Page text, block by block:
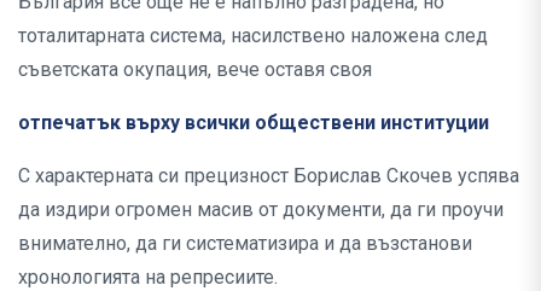
тоталитарната система, насилствено наложена след
съветската окупация, вече оставя своя
отпечатък върху всички обществени институции
С характерната си прецизност Борислав Скочев успява
да издири огромен масив от документи, да ги проучи
внимателно, да ги систематизира и да възстанови
хронологията на репресиите.